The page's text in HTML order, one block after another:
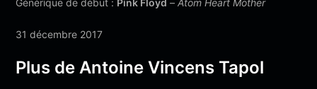
31 décembre 2017
Plus de Antoine Vincens Tapol